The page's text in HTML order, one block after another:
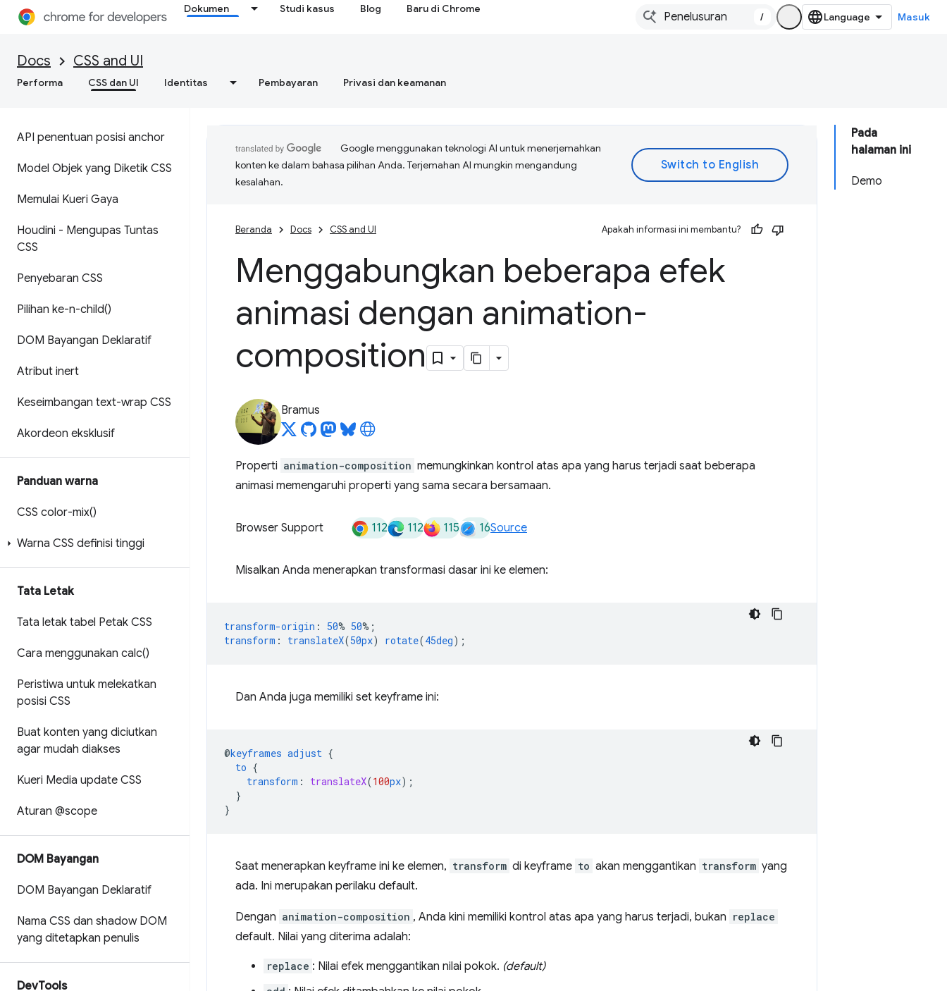
Dokumen Studi kasus Blog Baru di Chrome
/ Masuk
Docs CSS and UI
Performa CSS dan UI Identitas Pembayaran Privasi dan keamanan
API penentuan posisi anchor
Model Objek yang Diketik CSS
Memulai Kueri Gaya
Houdini - Mengupas Tuntas
CSS
Penyebaran CSS
Pilihan ke-n-child()
DOM Bayangan Deklaratif
Atribut inert
Keseimbangan text-wrap CSS
Akordeon eksklusif
Panduan warna
CSS color-mix()
Warna CSS definisi tinggi
Tata Letak
Tata letak tabel Petak CSS
Cara menggunakan calc()
Peristiwa untuk melekatkan
posisi CSS
Buat konten yang diciutkan
agar mudah diakses
Kueri Media update CSS
Aturan @scope
DOM Bayangan
DOM Bayangan Deklaratif
Nama CSS dan shadow DOM
yang ditetapkan penulis
DevTools
Pada
halaman ini
Demo
Google menggunakan teknologi AI untuk menerjemahkan
konten ke dalam bahasa pilihan Anda. Terjemahan AI mungkin mengandung
kesalahan.
Beranda Docs CSS and UI Apakah informasi ini membantu?
Menggabungkan beberapa efek
animasi dengan animation-
composition
Bramus
Properti animation-composition memungkinkan kontrol atas apa yang harus terjadi saat beberapa
animasi memengaruhi properti yang sama secara bersamaan.
Browser Support 112 112 115 16Source
Misalkan Anda menerapkan transformasi dasar ini ke elemen:
transform-origin : 50% 50%;
transform : translateX(50px) rotate(45deg);
Dan Anda juga memiliki set keyframe ini:
@keyframes adjust {
to {
transform : translateX(100px);
}
}
Saat menerapkan keyframe ini ke elemen, transform di keyframe to akan menggantikan transform yang
ada. Ini merupakan perilaku default.
Dengan animation-composition , Anda kini memiliki kontrol atas apa yang harus terjadi, bukan replace
default. Nilai yang diterima adalah:
replace : Nilai efek menggantikan nilai pokok. (default)